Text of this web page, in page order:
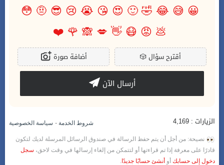
😀
😅
😂
🤣
🙂
😍
😘
😭
😢
😎
🤨
😳
💩
😡
😷
👋
💋
🙈
🌹
❤️
🎲أقترح سؤال أضافة صورة
أرسال الآن
الزيارات : 4,169 شروط الخدمة - سياسة الخصوصية
نصيحة: من أجل أن يتم حفظ الرسالة في صندوق الرسائل المرسلة لديك لتكون
قادرًا على معرفة إذا تم قراءتها أو لتتمكن من إلغاء إرسالها في وقت لاحق، سجل
دخول إلى حسابك أو أنشئ حسابًا جديدًا .